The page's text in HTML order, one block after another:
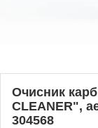
Очисник
CLEANER",
304568